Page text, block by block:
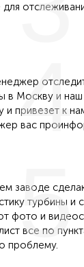
в Москву и наш
и привезет к
вас
4
заводе
турбины и
фото и
все по
проблему.
5